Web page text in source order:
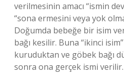
verilmesinin amacı “ismin
“sona ermesini veya yok
Doğumda bebeğe bir isim
bağı kesilir. Buna “ikinci
kuruduktan ve göbek bağı
sonra ona gerçek ismi verilir.